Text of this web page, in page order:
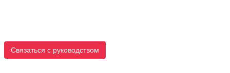
Связаться с руководством